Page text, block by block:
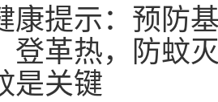
康提示：预防
登革热，防蚊
是关键